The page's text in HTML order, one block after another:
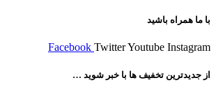
با ما همراه باشید
Facebook TwitterYoutube Instagram
از جدیدترین تخفیف ها با خبر شوید …